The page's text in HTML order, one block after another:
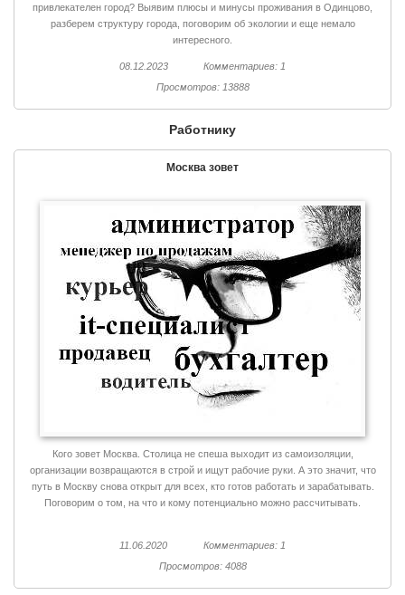
привлекателен город? Выявим плюсы и минусы проживания в Одинцово,
разберем структуру города, поговорим об экологии и еще немало
интересного.
08.12.2023
Комментариев: 1
Просмотров: 13888
Работнику
Москва зовет
Кого зовет Москва. Столица не спеша выходит из самоизоляции,
организации возвращаются в строй и ищут рабочие руки. А это значит, что
путь в Москву снова открыт для всех, кто готов работать и зарабатывать.
Поговорим о том, на что и кому потенциально можно рассчитывать.
11.06.2020
Комментариев: 1
Просмотров: 4088